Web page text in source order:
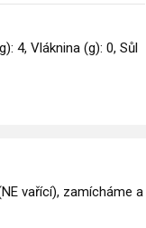
4, Vláknina (g): 0, Sůl
vařící), zamícháme a